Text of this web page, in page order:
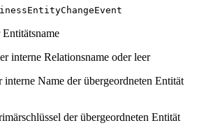
interne Relationsname oder leer
interne Name der übergeordneten Entität
der übergeordneten Entität